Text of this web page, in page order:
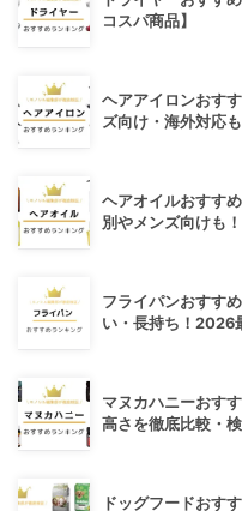
コスパ商品】
ヘアアイロンおす
ズ向け・海外対応
ヘアオイルおすす
別やメンズ向けも！
フライパンおすす
い・長持ち！2026
マヌカハニーおす
高さを徹底比較・
ドッグフードおす